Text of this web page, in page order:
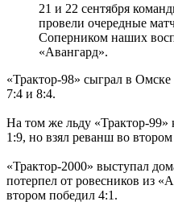
21 и 22 сентября
провели очередные
Соперником наших
«Авангард».
«Трактор-98» сыграл в
7:4 и 8:4.
На том же льду «Трактор-
1:9, но взял реванш во
«Трактор-2000» выступал
потерпел от ровесников из
втором победил 4:1.